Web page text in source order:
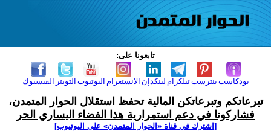
تابعونا على:
الفيسبوك التويتر اليوتيوب الانستغرام لينكدإن تيلكرامبنترست بودكاست
تبرعاتكم وتبرعاتكن المالية تحفظ استقلال الحوار المتمدن،
فشاركونا في دعم استمرارية هذا الفضاء اليساري الحر
[اشترك في قناة ‫«الحوار المتمدن» على اليوتيوب]